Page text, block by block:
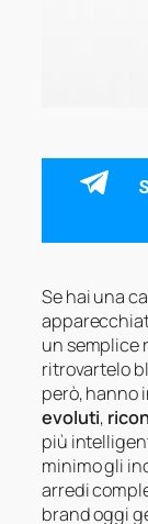
Se hai una
un semplice
ritrovartelo
però, hanno
evoluti,
più
minimo gli
arredi
brand oggi